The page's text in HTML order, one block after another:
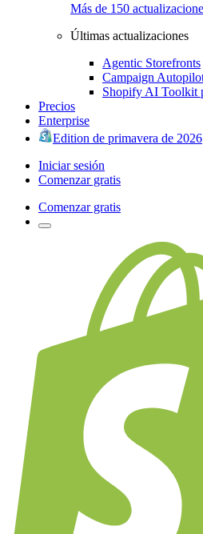
Más de 150
Últimas actualizaciones
Agentic Storefronts
Campaign
Shopify AI Toolkit
Precios
Enterprise
Edition de primavera de 2026
Iniciar sesión
Comenzar gratis
Comenzar gratis